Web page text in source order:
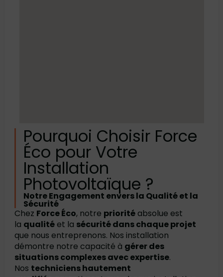
Pourquoi Choisir Force
Éco pour Votre
Installation
Photovoltaïque ?
Notre Engagement envers la Qualité et la
Sécurité
Chez Force Éco, notre prioritéabsolue est
la qualitéet la sécurité dans chaque projet
que nous entreprenons. Nos installation
démontre notre capacité à gérer des
situations complexes avec expertise.
Nos techniciens hautement